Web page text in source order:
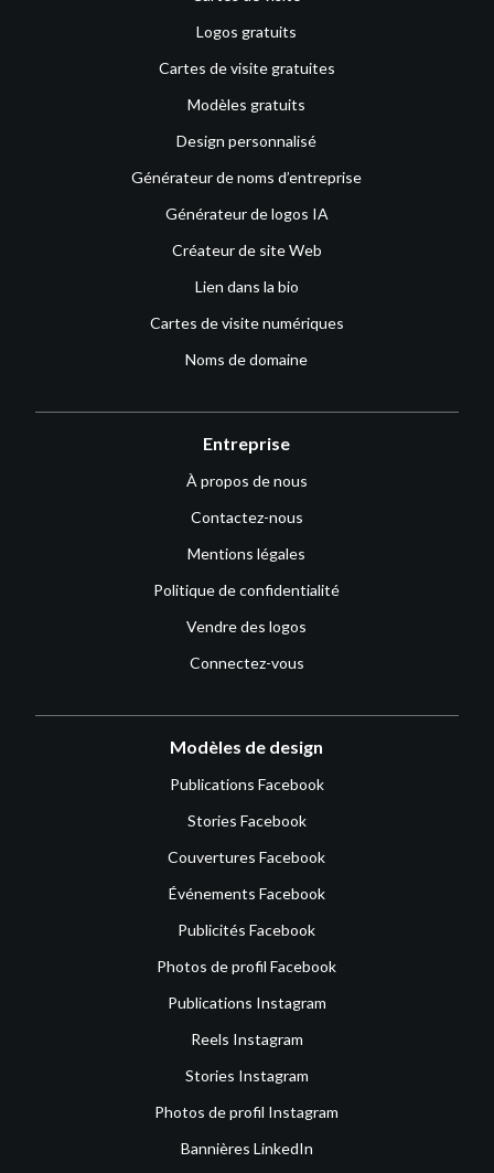
Logos gratuits
Cartes de visite gratuites
Modèles gratuits
Design personnalisé
Générateur de noms d’entreprise
Générateur de logos IA
Créateur de site Web
Lien dans la bio
Cartes de visite numériques
Noms de domaine
Entreprise
À propos de nous
Contactez-nous
Mentions légales
Politique de confidentialité
Vendre des logos
Connectez-vous
Modèles de design
Publications Facebook
Stories Facebook
Couvertures Facebook
Événements Facebook
Publicités Facebook
Photos de profil Facebook
Publications Instagram
Reels Instagram
Stories Instagram
Photos de profil Instagram
Bannières LinkedIn